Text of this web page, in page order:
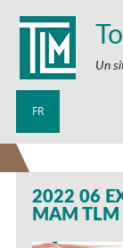
Un
FR
2022 06
MAM TLM